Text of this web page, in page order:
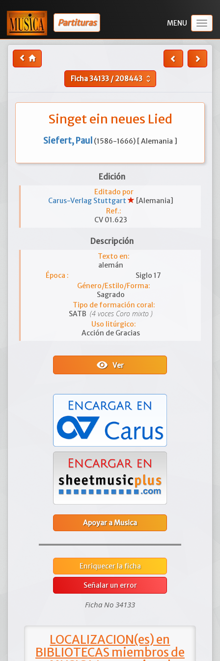
Partituras
Ficha34133/208443 unfold_more
Singet ein neues Lied
Siefert, Paul (1586-1666) [ Alemania ]
Edición
Editado por
Carus-Verlag Stuttgart
[Alemania]
Ref.:
CV 01.623
Descripción
Texto en:
alemán
Época :
Siglo 17
Género/Estilo/Forma:
Sagrado
Tipo de formación coral:
SATB (4 voces Coro mixto )
Uso litúrgico:
Acción de Gracias
visibility Ver
Apoyar a Musica
Enriquecer la ficha
Señalar un error
Ficha No 34133
LOCALIZACION(es) en
BIBLIOTECAS miembros de